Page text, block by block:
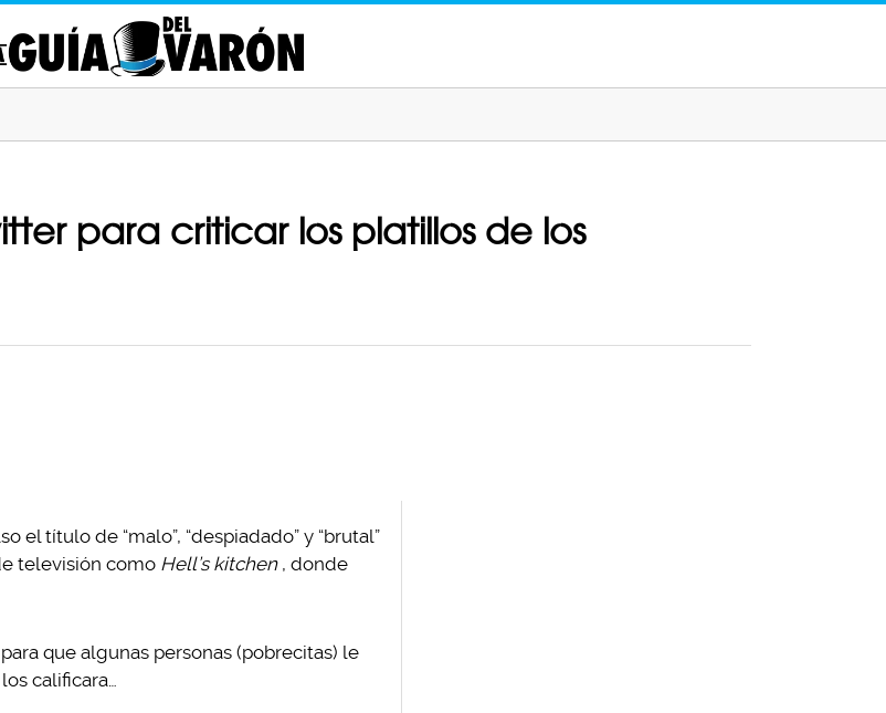
para criticar los platillos de los
el título de “malo”, “despiadado” y “brutal”
televisión como Hell’s kitchen , donde
que algunas personas (pobrecitas) le
calificara…